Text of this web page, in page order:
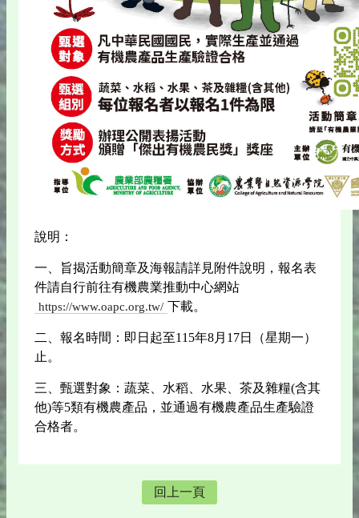
說明：
一、旨揭活動簡章及海報請詳見附件說明，報名表
件請自行前往有機農業推動中心網站
https://www.oapc.org.tw/ 下載。
二、報名時間：即日起至115年8月17日（星期一）
止。
三、甄選對象：蔬菜、水稻、水果、茶及雜糧(含其
他)等5類有機農產品，並通過有機農產品生產驗證
合格者。
回上一頁